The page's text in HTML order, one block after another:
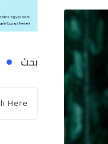
بحث